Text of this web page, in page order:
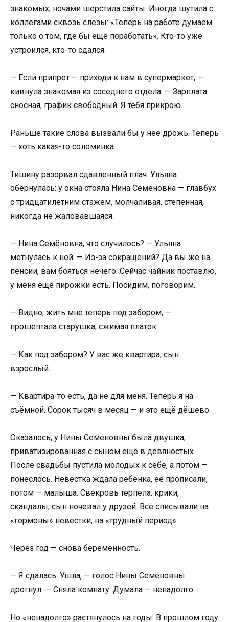
знакомых, ночами шерстила сайты. Иногда шутила с
коллегами сквозь слёзы: «Теперь на работе думаем
только о том, где бы ещё поработать». Кто-то уже
устроился, кто-то сдался.
— Если припрет — приходи к нам в супермаркет, —
кивнула знакомая из соседнего отдела. — Зарплата
сносная, график свободный. Я тебя прикрою.
Раньше такие слова вызвали бы у неё дрожь. Теперь
— хоть какая-то соломинка.
Тишину разорвал сдавленный плач. Ульяна
обернулась: у окна стояла Нина Семёновна — главбух
с тридцатилетним стажем, молчаливая, степенная,
никогда не жаловавшаяся.
— Нина Семёновна, что случилось? — Ульяна
метнулась к ней. — Из-за сокращений? Да вы же на
пенсии, вам бояться нечего. Сейчас чайник поставлю,
у меня ещё пирожки есть. Посидим, поговорим.
— Видно, жить мне теперь под забором, —
прошептала старушка, сжимая платок.
— Как под забором? У вас же квартира, сын
взрослый…
— Квартира-то есть, да не для меня. Теперь я на
съёмной. Сорок тысяч в месяц — и это ещё дёшево.
Оказалось, у Нины Семёновны была двушка,
приватизированная с сыном ещё в девяностых.
После свадьбы пустила молодых к себе, а потом —
понеслось. Невестка ждала ребёнка, её прописали,
потом — малыша. Свекровь терпела: крики,
скандалы, сын ночевал у друзей. Всё списывали на
«гормоны» невестки, на «трудный период».
Через год — снова беременность.
— Я сдалась. Ушла, — голос Нины Семёновны
дрогнул. — Сняла комнату. Думала — ненадолго.
Но «ненадолго» растянулось на годы. В прошлом году